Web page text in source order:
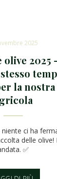
2025
2025
la nostra
ci ha
delle olive!
✅